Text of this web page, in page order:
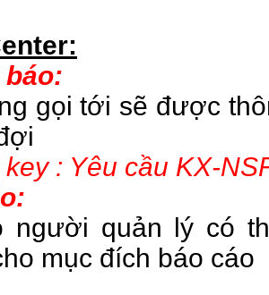
gọi tới sẽ được
: Yêu cầu KX-
người quản lý có
mục đích báo cáo